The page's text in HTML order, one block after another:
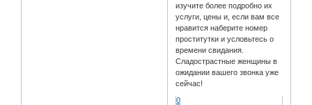
изучите более подробно их
услуги, цены и, если вам все
нравится наберите номер
проститутки и условьтесь о
времени свидания.
Сладострастные женщины в
ожидании вашего звонка уже
сейчас!
0